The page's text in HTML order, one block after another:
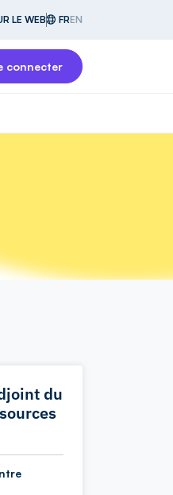
LE WEB FREN
connecter
du